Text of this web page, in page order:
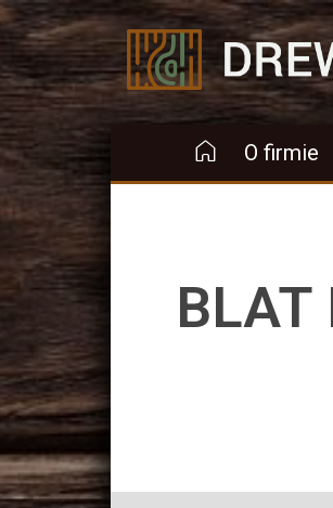
Drewnojs
O firmie
BLAT